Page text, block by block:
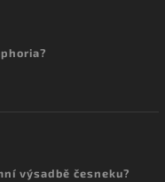
výsadbě česneku?